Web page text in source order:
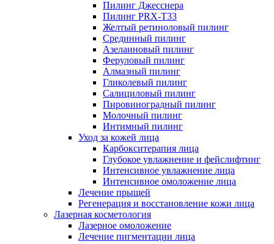
Пилинг Джесснера
Пилинг PRX-T33
Желтый ретиноловый пилинг
Срединный пилинг
Азелаиновый пилинг
Феруловый пилинг
Алмазный пилинг
Гликолевый пилинг
Салициловый пилинг
Пировиноградный пилинг
Молочный пилинг
Интимный пилинг
Уход за кожей лица
Карбокситерапия лица
Глубокое увлажнение и фейслифтинг
Интенсивное увлажнение лица
Интенсивное омоложение лица
Лечение прыщей
Регенерация и восстановление кожи лица
Лазерная косметология
Лазерное омоложение
Лечение пигментации лица